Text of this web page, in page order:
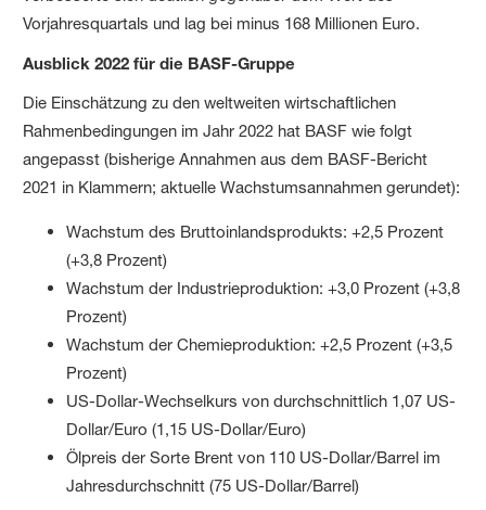
Vorjahresquartals und lag bei minus 168 Millionen Euro.
Ausblick 2022 für die BASF-Gruppe
Die Einschätzung zu den weltweiten wirtschaftlichen
Rahmenbedingungen im Jahr 2022 hat BASF wie folgt
angepasst (bisherige Annahmen aus dem BASF-Bericht
2021 in Klammern; aktuelle Wachstumsannahmen gerundet):
Wachstum des Bruttoinlandsprodukts: +2,5 Prozent
(+3,8 Prozent)
Wachstum der Industrieproduktion: +3,0 Prozent (+3,8
Prozent)
Wachstum der Chemieproduktion: +2,5 Prozent (+3,5
Prozent)
US-Dollar-Wechselkurs von durchschnittlich 1,07 US-
Dollar/Euro (1,15 US-Dollar/Euro)
Ölpreis der Sorte Brent von 110 US-Dollar/Barrel im
Jahresdurchschnitt (75 US-Dollar/Barrel)